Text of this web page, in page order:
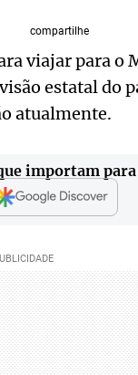
compartilhe
viajar para o
estatal do
atualmente.
importam para